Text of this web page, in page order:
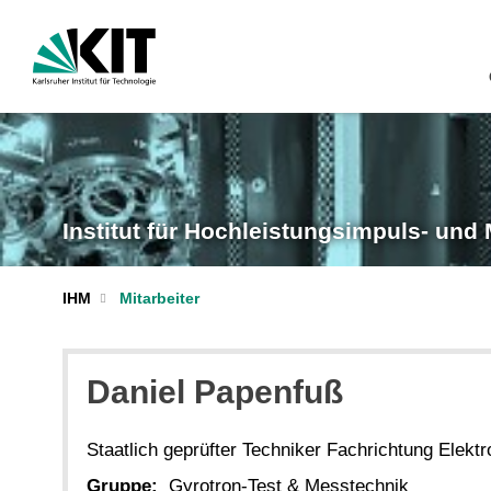
Institut für Hochleistungsimpuls- und
IHM Mitarbeiter
Daniel Papenfuß
Staatlich geprüfter Techniker Fachrichtung
Gruppe:
Gyrotron-Test & Messtechnik